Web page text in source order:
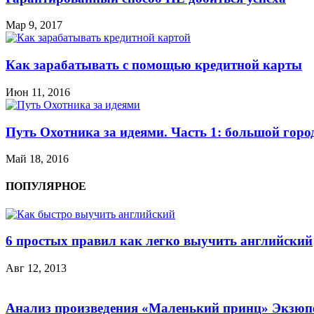
Мар 9, 2017
Как зарабатывать с помощью кредитной карты
Июн 11, 2016
Путь Охотника за идеями. Часть 1: большой
Май 18, 2016
ПОПУЛЯРНОЕ
6 простых правил как легко выучить английский
Авг 12, 2013
Анализ произведения «Маленький принц»